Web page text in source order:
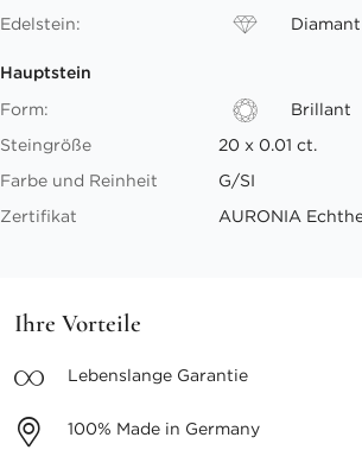
Edelstein:
Diamant
Hauptstein
Form:
Brillant
Steingröße
20 x 0.01 ct.
Farbe und Reinheit
G/SI
Zertifikat
AURONIA
Ihre Vorteile
Lebenslange Garantie
100% Made in Germany